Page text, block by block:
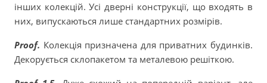
інших колекцій. Усі дверні конструкції, що входять в
них, випускаються лише стандартних розмірів.
Proof. Колекція призначена для приватних будинків.
Декорується склопакетом та металевою решіткою.